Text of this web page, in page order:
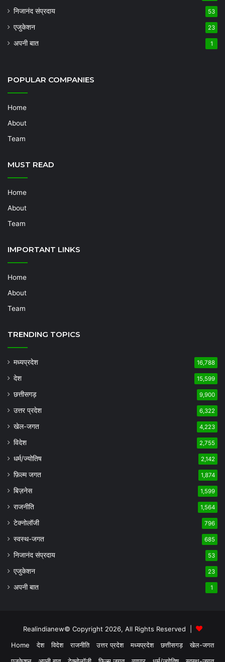
निजानंद संप्रदाय 53
एजुकेशन 23
अपनी बात 1
POPULAR COMPANIES
Home
About
Team
MUST READ
Home
About
Team
IMPORTANT LINKS
Home
About
Team
TRENDING TOPICS
मध्यप्रदेश 16,788
देश 15,599
छत्तीसगड़ 9,900
उत्तर प्रदेश 6,322
खेल-जगत 4,223
विदेश 2,755
धर्म/ज्योतिष 2,142
फ़िल्म जगत 1,874
बिज़नेस 1,599
राजनीति 1,564
टेक्नोलॉजी 796
स्वस्थ-जगत 685
निजानंद संप्रदाय 53
एजुकेशन 23
अपनी बात 1
Realindianew© Copyright 2026, All Rights Reserved |
Home
देश विदेश राजनीति उत्तर प्रदेश मध्यप्रदेश छत्तीसगड़
खेल-जगत